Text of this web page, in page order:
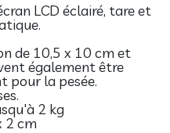
LCD éclairé, tare et
de 10,5 x 10 cm et
également être
pour la pesée.
2 kg
2 cm